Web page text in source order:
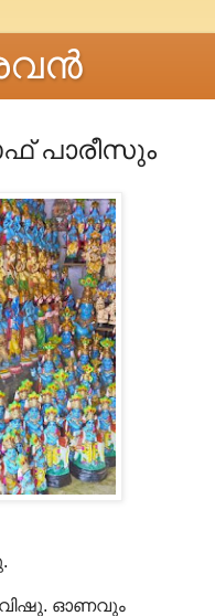
പാരീസും
വിഷു. ഓണവും